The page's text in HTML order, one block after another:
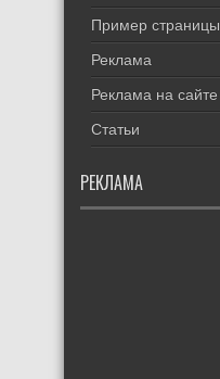
Пример страницы
Реклама
Реклама на сайте
Статьи
РЕКЛАМА